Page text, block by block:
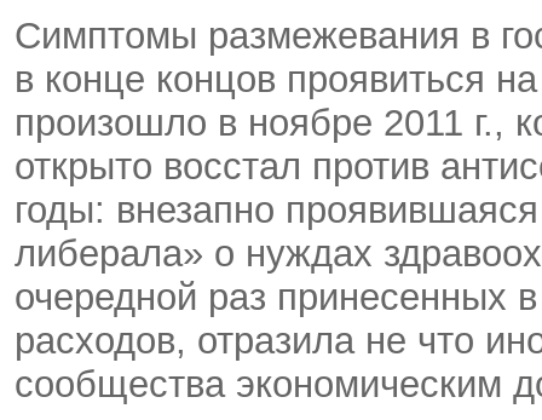
Симптомы размежевания в
в конце концов проявиться
произошло в ноябре 2011 г.,
открыто восстал против
годы: внезапно
либерала» о нуждах
очередной раз принесенных
расходов, отразила не что
сообщества экономическим